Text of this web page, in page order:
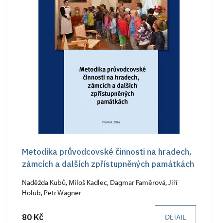
Metodika průvodcovské činnosti na hradech,
zámcích a dalších zpřístupněných památkách
Naděžda Kubů, Miloš Kadlec, Dagmar Faměrová, Jiří
Holub, Petr Wagner
80 Kč DETAIL